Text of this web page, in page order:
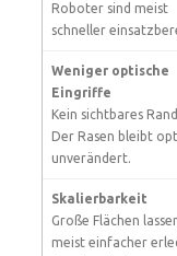
Roboter sind meist
schneller
Weniger optische
Eingriffe
Kein sichtbares
Der Rasen bleibt
unverändert.
Skalierbarkeit
Große Flächen
meist einfacher